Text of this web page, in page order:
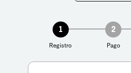
1
Registro
2
Pago